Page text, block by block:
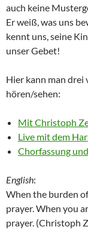
auch keine
Er weiß, was uns
kennt uns, seine
unser Gebet!
Hier kann man drei
hören/sehen:
Mit Christoph
Live mit dem
Chorfassung
English:
When the burden
prayer. When you
prayer. (Christoph